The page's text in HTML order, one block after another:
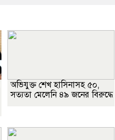
অভিযুক্ত শেখ হাসিনাসহ ৫০,
সত্যতা মেলেনি ৪৯ জনের বিরুদ্ধে